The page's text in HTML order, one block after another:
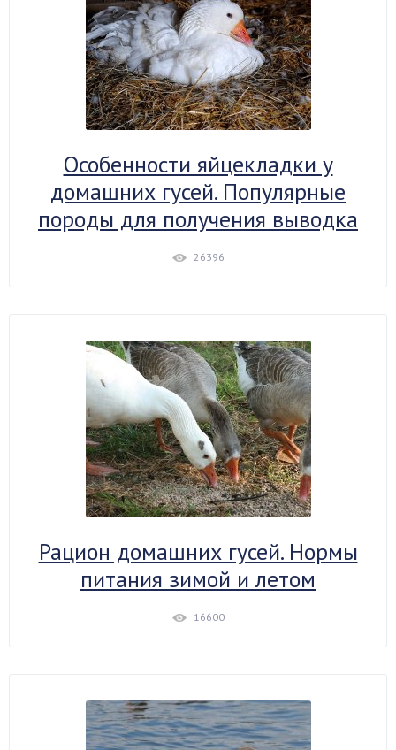
Особенности яйцекладки у
домашних гусей. Популярные
породы для получения выводка
26396
Рацион домашних гусей. Нормы
питания зимой и летом
16600